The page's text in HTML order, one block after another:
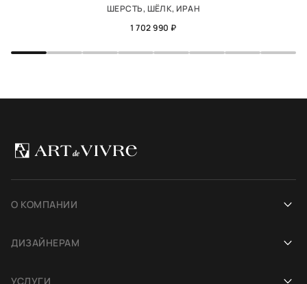
ШЕРСТЬ, ШЁЛК, ИРАН
1 702 990 ₽
О КОМПАНИИ
ДИЗАЙНЕРАМ
УСЛУГИ